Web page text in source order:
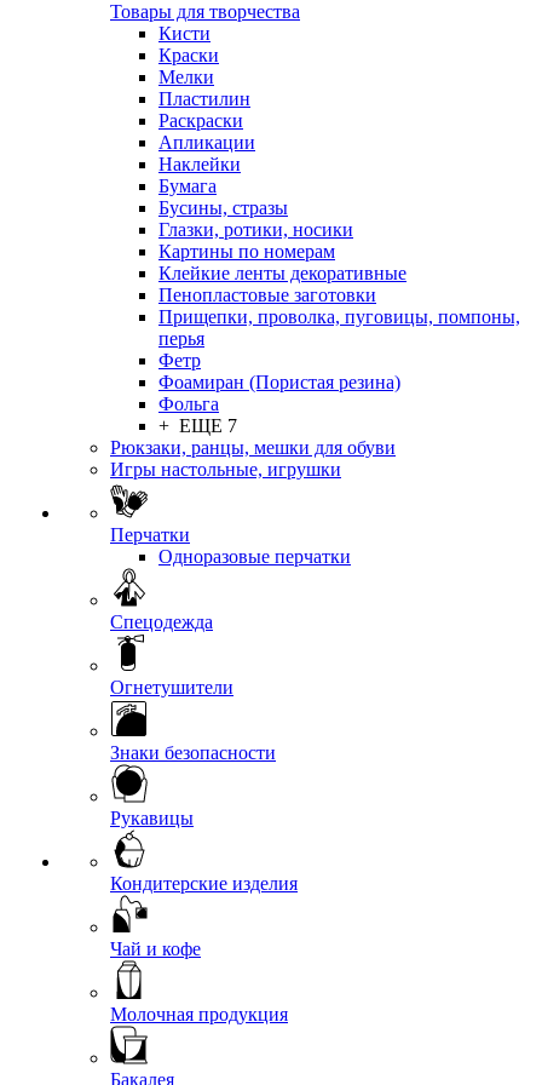
Товары для творчества
Кисти
Краски
Мелки
Пластилин
Раскраски
Апликации
Наклейки
Бумага
Бусины, стразы
Глазки, ротики, носики
Картины по номерам
Клейкие ленты декоративные
Пенопластовые заготовки
Прищепки, проволка, пуговицы, помпоны,
перья
Фетр
Фоамиран (Пористая резина)
Фольга
+ ЕЩЕ 7
Рюкзаки, ранцы, мешки для обуви
Игры настольные, игрушки
Перчатки
Одноразовые перчатки
Спецодежда
Огнетушители
Знаки безопасности
Рукавицы
Кондитерские изделия
Чай и кофе
Молочная продукция
Бакалея